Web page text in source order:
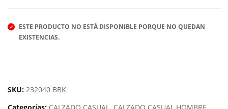
ESTE PRODUCTO NO ESTÁ DISPONIBLE PORQUE NO QUEDAN
EXISTENCIAS.
SKU: 232040 BBK